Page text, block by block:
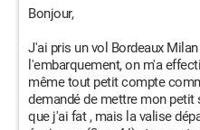
Bonjour,
J'ai pris un vol Bordeaux
l'embarquement, on m'a
même tout petit compte
demandé de mettre mon petit
que j'ai fat , mais la valise